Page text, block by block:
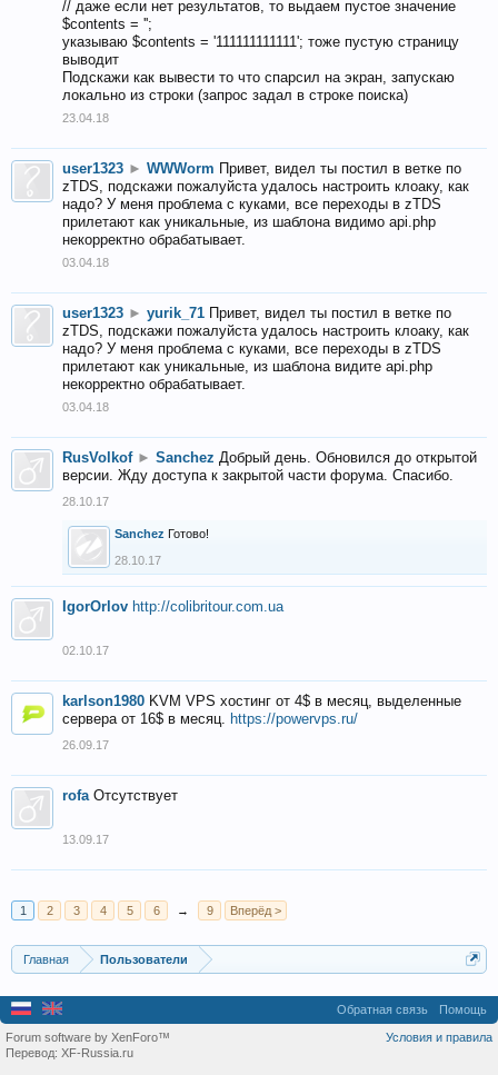
// даже если нет результатов, то выдаем пустое значение
$contents = '';
указываю $contents = '111111111111'; тоже пустую страницу
выводит
Подскажи как вывести то что спарсил на экран, запускаю
локально из строки (запрос задал в строке поиска)
23.04.18
user1323 ► WWWorm Привет, видел ты постил в ветке по
zTDS, подскажи пожалуйста удалось настроить клоаку, как
надо? У меня проблема с куками, все переходы в zTDS
прилетают как уникальные, из шаблона видимо api.php
некорректно обрабатывает.
03.04.18
user1323 ► yurik_71 Привет, видел ты постил в ветке по
zTDS, подскажи пожалуйста удалось настроить клоаку, как
надо? У меня проблема с куками, все переходы в zTDS
прилетают как уникальные, из шаблона видите api.php
некорректно обрабатывает.
03.04.18
RusVolkof ► Sanchez Добрый день. Обновился до открытой
версии. Жду доступа к закрытой части форума. Спасибо.
28.10.17
Sanchez Готово!
28.10.17
IgorOrlov http://colibritour.com.ua
02.10.17
karlson1980 KVM VPS хостинг от 4$ в месяц, выделенные
сервера от 16$ в месяц. https://powervps.ru/
26.09.17
rofa Отсутствует
13.09.17
1 2 3 4 5 6 → 9 Вперёд >
Главная Пользователи
Обратная связь Помощь
Условия и правила
Forum software by XenForo™
Перевод: XF-Russia.ru